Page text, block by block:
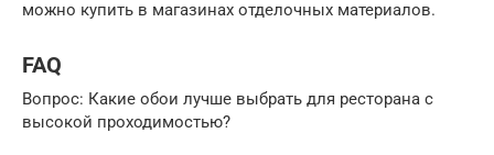
можно купить в магазинах отделочных материалов.
FAQ
Вопрос: Какие обои лучше выбрать для ресторана с
высокой проходимостью?